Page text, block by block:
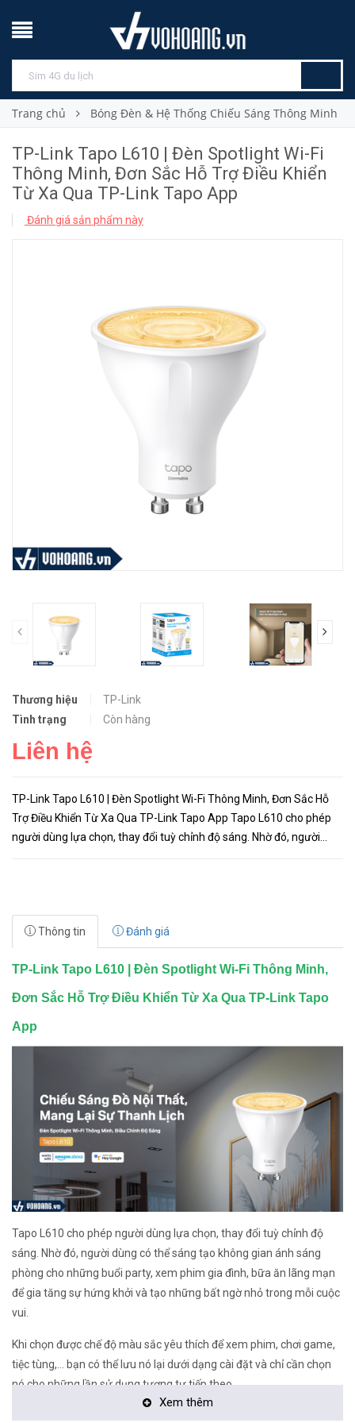
Trang chủ Bóng Đèn & Hệ Thống Chiếu Sáng Thông Minh
TP-Link Tapo L610 | Đèn Spotlight Wi-Fi
Thông Minh, Đơn Sắc Hỗ Trợ Điều Khiển
Từ Xa Qua TP-Link Tapo App
Đánh giá sản phẩm này
prev
Thương hiệu
TP-Link
Tình trạng
Còn hàng
Liên hệ
TP-Link Tapo L610 | Đèn Spotlight Wi-Fi Thông Minh, Đơn Sắc Hỗ
Trợ Điều Khiển Từ Xa Qua TP-Link Tapo App Tapo L610 cho phép
người dùng lựa chọn, thay đổi tuỳ chỉnh độ sáng. Nhờ đó, người
Thông tin Đánh giá
TP-Link Tapo L610 | Đèn Spotlight Wi-Fi Thông Minh,
Đơn Sắc Hỗ Trợ Điều Khiển Từ Xa Qua TP-Link Tapo
App
Tapo L610 cho phép người dùng lựa chọn, thay đổi tuỳ chỉnh độ
sáng. Nhờ đó, người dùng có thể sáng tạo không gian ánh sáng
phòng cho những buổi party, xem phim gia đình, bữa ăn lãng mạn
để gia tăng sự hứng khởi và tạo những bất ngờ nhỏ trong mỗi cuộc
vui.
Khi chọn được chế độ màu sắc yêu thích để xem phim, chơi game,
tiệc tùng,… bạn có thể lưu nó lại dưới dạng cài đặt và chỉ cần chọn
nó cho những lần sử dụng tương tự tiếp theo.
Xem thêm